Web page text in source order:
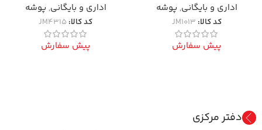
اداری و بایگانی, پوشه
کد کالا: JM1013
پیش سفارش
اداری و بایگانی, پوشه
کد کالا:JM4315
پیش سفارش
دفتر مرکزی